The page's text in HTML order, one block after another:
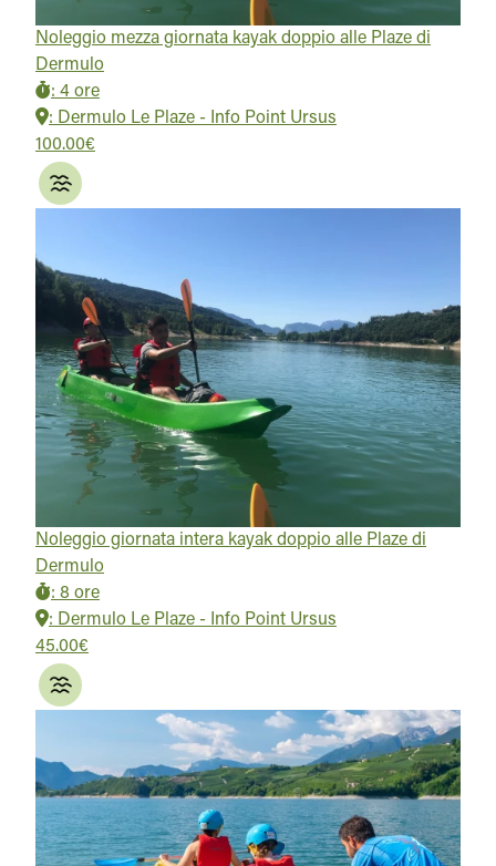
Noleggio mezza giornata kayak doppio alle Plaze di
Dermulo
: 4 ore
: Dermulo Le Plaze - Info Point Ursus
100.00€
Noleggio giornata intera kayak doppio alle Plaze di
Dermulo
: 8 ore
: Dermulo Le Plaze - Info Point Ursus
45.00€